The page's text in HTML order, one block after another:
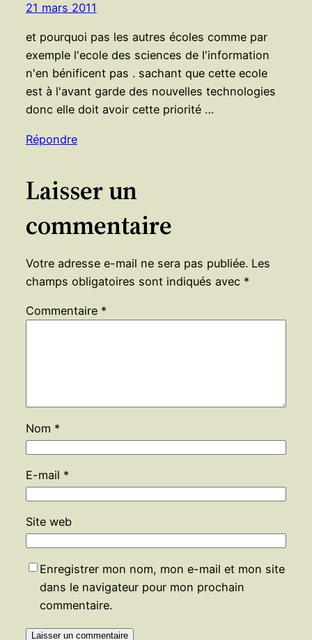
21 mars 2011
et pourquoi pas les autres écoles comme par
exemple l'ecole des sciences de l'information
n'en bénificent pas . sachant que cette ecole
est à l'avant garde des nouvelles technologies
donc elle doit avoir cette priorité …
Répondre
Laisser un
commentaire
Votre adresse e-mail ne sera pas publiée. Les
champs obligatoires sont indiqués avec *
Commentaire *
Nom *
E-mail *
Site web
Enregistrer mon nom, mon e-mail et mon site
dans le navigateur pour mon prochain
commentaire.